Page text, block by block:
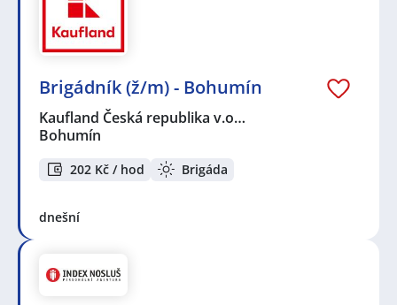
Brigádník (ž/m) - Bohumín
Kaufland Česká republika v.o…
Bohumín
202 Kč / hod Brigáda
dnešní